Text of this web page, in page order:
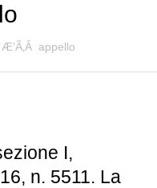
appello
I,
n. 5511. La